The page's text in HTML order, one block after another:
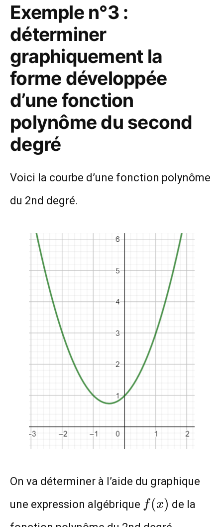
Exemple n°3 :
déterminer
graphiquement la
forme développée
d’une fonction
polynôme du second
degré
Voici la courbe d’une fonction polynôme
du 2nd degré.
On va déterminer à l’aide du graphique
une expression algébrique f(x)
f (x) de la